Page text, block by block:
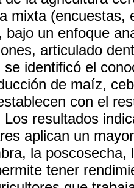
mixta (encuestas,
un enfoque
articulado
se identificó el
de maíz,
con el
Los resultados
aplican un
la
tener